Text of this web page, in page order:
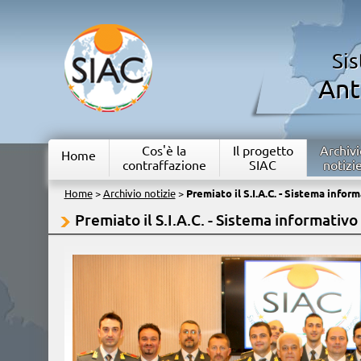
Home
Cos'è la
contraffazione
Il progetto
SIAC
Home> Archivio notizie> Premiato il S.I.A.C. - Sistema
Premiato il S.I.A.C. - Sistema